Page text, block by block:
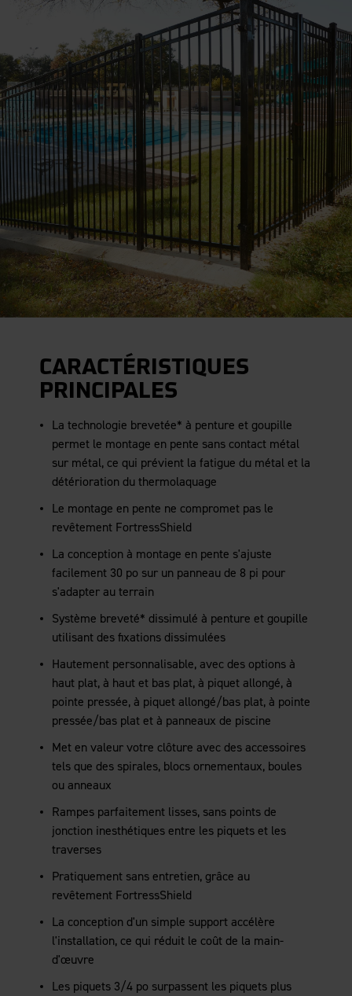
CARACTÉRISTIQUES
PRINCIPALES
La technologie brevetée* à penture et goupille
permet le montage en pente sans contact métal
sur métal, ce qui prévient la fatigue du métal et la
détérioration du thermolaquage
Le montage en pente ne compromet pas le
revêtement FortressShield
La conception à montage en pente s'ajuste
facilement 30 po sur un panneau de 8 pi pour
s'adapter au terrain
Système breveté* dissimulé à penture et goupille
utilisant des fixations dissimulées
Hautement personnalisable, avec des options à
haut plat, à haut et bas plat, à piquet allongé, à
pointe pressée, à piquet allongé/bas plat, à pointe
pressée/bas plat et à panneaux de piscine
Met en valeur votre clôture avec des accessoires
tels que des spirales, blocs ornementaux, boules
ou anneaux
Rampes parfaitement lisses, sans points de
jonction inesthétiques entre les piquets et les
traverses
Pratiquement sans entretien, grâce au
revêtement FortressShield
La conception d'un simple support accélère
l'installation, ce qui réduit le coût de la main-
d'œuvre
Les piquets 3/4 po surpassent les piquets plus